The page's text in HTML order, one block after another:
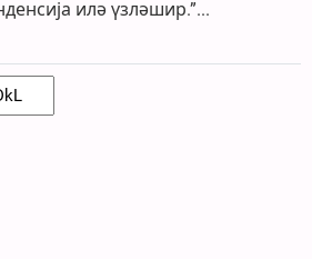
илә үзләшир.”...